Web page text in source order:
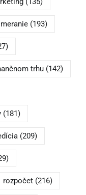
meranie(193)
trhu(142)
(181)
(209)
rozpočet(216)